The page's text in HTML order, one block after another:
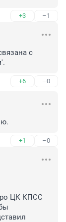
+3 –1
с
+6 –0
+1 –0
ЦК КПСС